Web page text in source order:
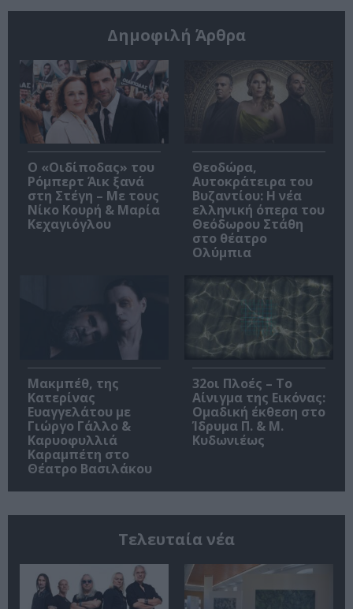
Δημοφιλή Άρθρα
O «Οιδίποδας» του
Ρόμπερτ Άικ ξανά
στη Στέγη – Με τους
Νίκο Κουρή & Μαρία
Κεχαγιόγλου
Θεοδώρα,
Αυτοκράτειρα του
Βυζαντίου: Η νέα
ελληνική όπερα του
Θεόδωρου Στάθη
στο θέατρο
Ολύμπια
Μακμπέθ, της
Κατερίνας
Ευαγγελάτου με
Γιώργο Γάλλο &
Καρυοφυλλιά
Καραμπέτη στο
Θέατρο Βασιλάκου
32οι Πλοές – Το
Αίνιγμα της Εικόνας:
Ομαδική έκθεση στο
Ίδρυμα Π. & Μ.
Κυδωνιέως
Τελευταία νέα